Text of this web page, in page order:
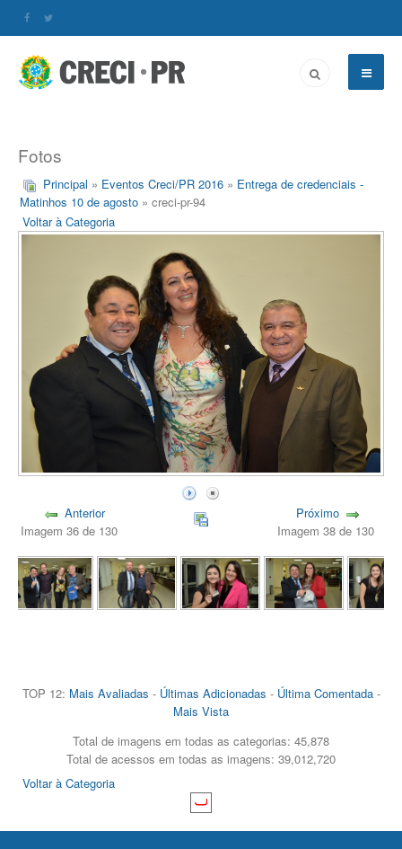
Fotos
Principal » Eventos Creci/PR 2016 » Entrega de credenciais -
Matinhos 10 de agosto » creci-pr-94
Voltar à Categoria
Anterior
Imagem 36 de 130
Próximo
Imagem 38 de 130
TOP 12: Mais Avaliadas - Últimas Adicionadas - Última Comentada-
Mais Vista
Total de imagens em todas as categorias: 45,878
Total de acessos em todas as imagens: 39,012,720
Voltar à Categoria